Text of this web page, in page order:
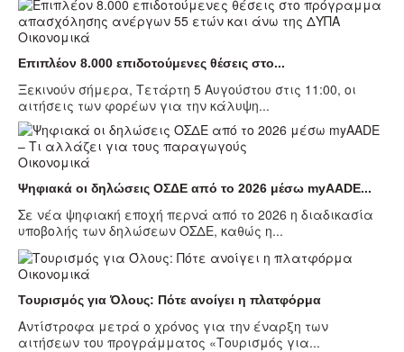
Οικονομικά
Επιπλέον 8.000 επιδοτούμενες θέσεις στο...
Ξεκινούν σήμερα, Τετάρτη 5 Αυγούστου στις 11:00, οι
αιτήσεις των φορέων για την κάλυψη...
Οικονομικά
Ψηφιακά οι δηλώσεις ΟΣΔΕ από το 2026 μέσω myAADE...
Σε νέα ψηφιακή εποχή περνά από το 2026 η διαδικασία
υποβολής των δηλώσεων ΟΣΔΕ, καθώς η...
Οικονομικά
Τουρισμός για Όλους: Πότε ανοίγει η πλατφόρμα
Αντίστροφα μετρά ο χρόνος για την έναρξη των
αιτήσεων του προγράμματος «Τουρισμός για...